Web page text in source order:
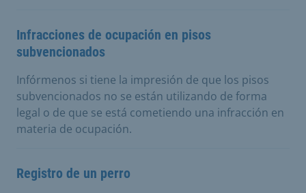
Infracciones de ocupación en pisos
subvencionados
Infórmenos si tiene la impresión de que los pisos
subvencionados no se están utilizando de forma
legal o de que se está cometiendo una infracción en
materia de ocupación.
Registro de un perro